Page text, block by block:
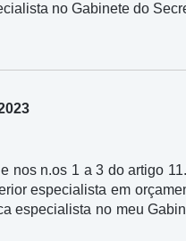
no Gabinete do
nos n.os 1 a 3 do artigo
especialista em
especialista no meu